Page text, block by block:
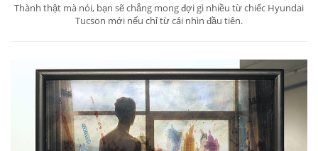
Thành thật mà nói, bạn sẽ chẳng mong đợi gì nhiều từ chiếc Hyundai
Tucson mới nếu chỉ từ cái nhìn đầu tiên.